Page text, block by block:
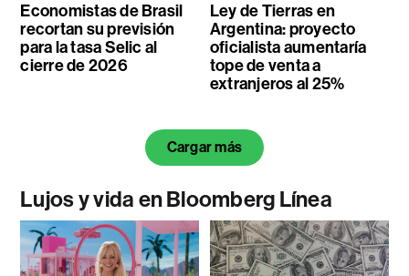
Economistas de Brasil
recortan su previsión
para la tasa Selic al
cierre de 2026
Ley de Tierras en
Argentina: proyecto
oficialista aumentaría
tope de venta a
extranjeros al 25%
Cargar más
Lujos y vida en Bloomberg Línea